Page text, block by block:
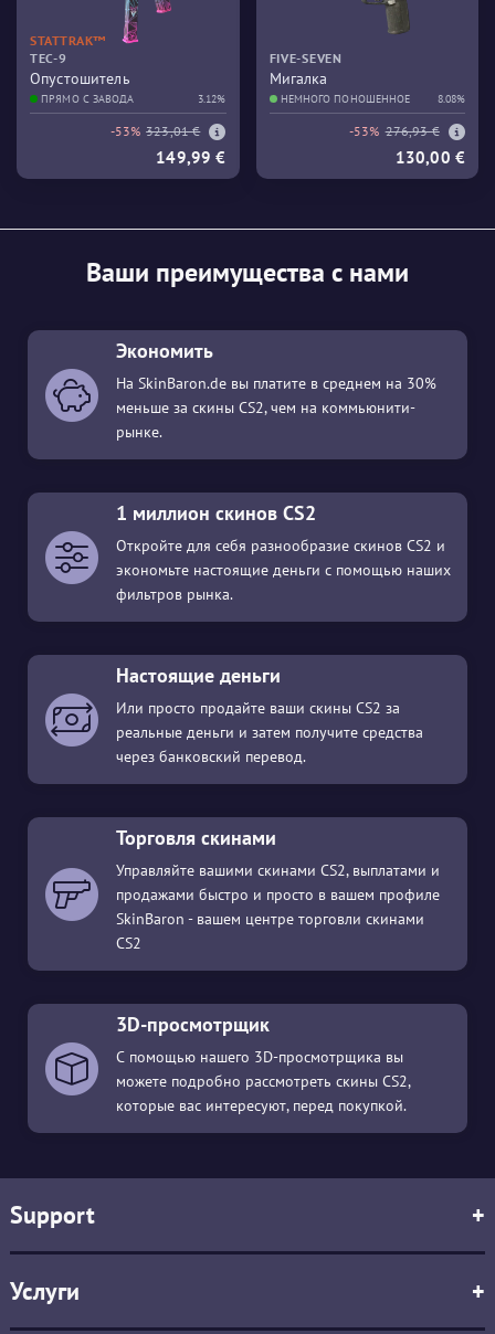
STATTRAK™
TEC-9
Опустошитель
ПРЯМО С ЗАВОДА 3.12%
-53% 323,01 €
149,99 €
FIVE-SEVEN
Мигалка
НЕМНОГО ПОНОШЕННОЕ 8.08%
-53% 276,93 €
130,00 €
Ваши преимущества с нами
Экономить
На SkinBaron.de вы платите в среднем на 30%
меньше за скины CS2, чем на коммьюнити-
рынке.
1 миллион скинов CS2
Откройте для себя разнообразие скинов CS2 и
экономьте настоящие деньги с помощью наших
фильтров рынка.
Настоящие деньги
Или просто продайте ваши скины CS2 за
реальные деньги и затем получите средства
через банковский перевод.
Торговля скинами
Управляйте вашими скинами CS2, выплатами и
продажами быстро и просто в вашем профиле
SkinBaron - вашем центре торговли скинами
CS2
3D-просмотрщик
С помощью нашего 3D-просмотрщика вы
можете подробно рассмотреть скины CS2,
которые вас интересуют, перед покупкой.
Support +
Услуги +